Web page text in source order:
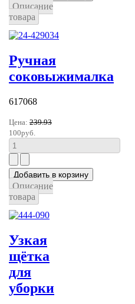
Описание
товара
Ручная
соковыжималка
617068
Цена: 239.93
100руб.
Описание
товара
Узкая
щётка
для
уборки